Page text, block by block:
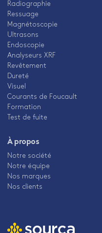
Radiographie
Ressuage
Magnétoscopie
Ultrasons
Endoscopie
Analyseurs XRF
Revêtement
Dureté
Visuel
Courants de Foucault
Formation
Test de fuite
À propos
Notre société
Notre équipe
Nos marques
Nos clients